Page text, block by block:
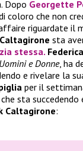
Dopo Georgette
coloro che non
riguardate il
sta
stessa.
Uomini e Donne, ha
e rivelare la
per il
sta
Caltagirone: